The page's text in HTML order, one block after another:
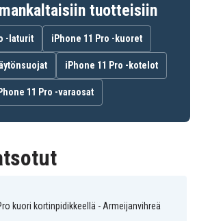
tuotteisiin
-laturit iPhone 11 Pro -kuoret
iPhone 11 Pro -kotelot
11 Pro -varaosat
kuori kortinpidikkeellä - Armeijanvihreä